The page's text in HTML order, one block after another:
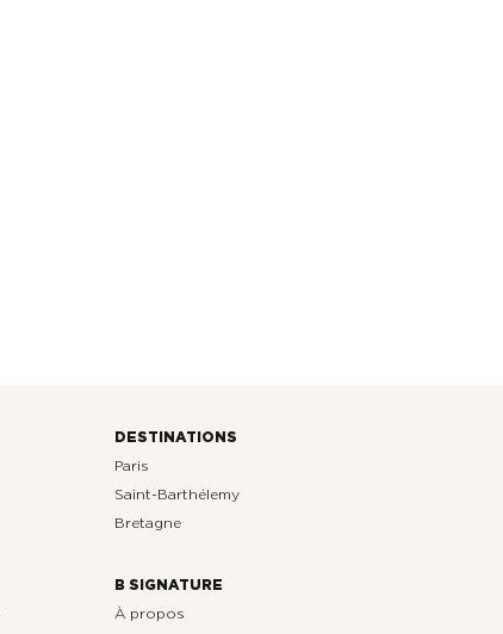
DESTINATIONS
Paris
Saint-Barthélemy
Bretagne
B SIGNATURE
À propos